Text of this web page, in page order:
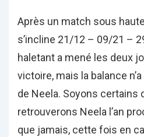
Après un match sous
s’incline 21/12 – 09/21 –
haletant a mené les deux
victoire, mais la balance
de Neela. Soyons certains
retrouverons Neela l’an
que jamais, cette fois en